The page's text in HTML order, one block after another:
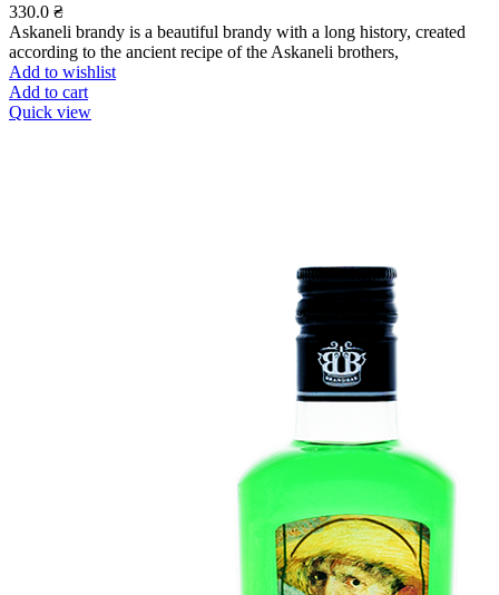
330.0 ₴
Askaneli brandy is a beautiful brandy with a long history, created
according to the ancient recipe of the Askaneli brothers,
Add to wishlist
Add to cart
Quick view